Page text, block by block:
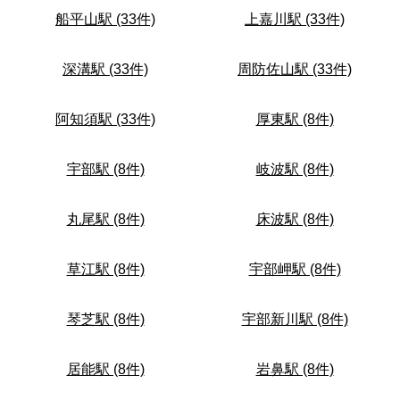
船平山駅 (33件) 上嘉川駅 (33件)
深溝駅 (33件) 周防佐山駅 (33件)
阿知須駅 (33件) 厚東駅 (8件)
宇部駅 (8件) 岐波駅 (8件)
丸尾駅 (8件) 床波駅 (8件)
草江駅 (8件) 宇部岬駅 (8件)
琴芝駅 (8件) 宇部新川駅 (8件)
居能駅 (8件) 岩鼻駅 (8件)